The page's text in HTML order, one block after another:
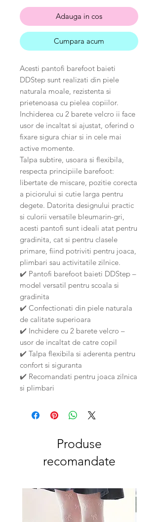
Adauga in cos
Cumpara acum
Acesti pantofi barefoot baieti
DDStep sunt realizati din piele
naturala moale, rezistenta si
prietenoasa cu pielea copiilor.
Inchiderea cu 2 barete velcro ii face
usor de incaltat si ajustat, oferind o
fixare sigura chiar si in cele mai
active momente.
Talpa subtire, usoara si flexibila,
respecta principiile barefoot:
libertate de miscare, pozitie corecta
a piciorului si cutie larga pentru
degete. Datorita designului practic
si culorii versatile bleumarin-gri,
acesti pantofi sunt ideali atat pentru
gradinita, cat si pentru clasele
primare, fiind potriviti pentru joaca,
plimbari sau activitatile zilnice.
✔️ Pantofi barefoot baieti DDStep –
model versatil pentru scoala si
gradinita
✔️ Confectionati din piele naturala
de calitate superioara
✔️ Inchidere cu 2 barete velcro –
usor de incaltat de catre copil
✔️ Talpa flexibila si aderenta pentru
confort si siguranta
✔️ Recomandati pentru joaca zilnica
si plimbari
Produse
recomandate